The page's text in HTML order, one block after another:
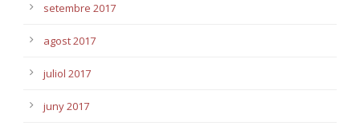
setembre 2017
agost 2017
juliol 2017
juny 2017